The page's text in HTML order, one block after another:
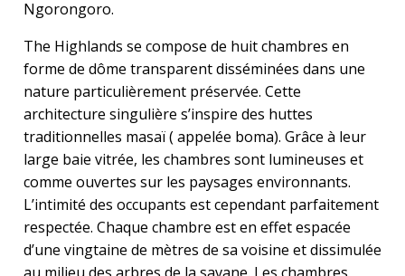
Ngorongoro.
The Highlands se compose de huit chambres en
forme de dôme transparent disséminées dans une
nature particulièrement préservée. Cette
architecture singulière s’inspire des huttes
traditionnelles masaï ( appelée boma). Grâce à leur
large baie vitrée, les chambres sont lumineuses et
comme ouvertes sur les paysages environnants.
L’intimité des occupants est cependant parfaitement
respectée. Chaque chambre est en effet espacée
d’une vingtaine de mètres de sa voisine et dissimulée